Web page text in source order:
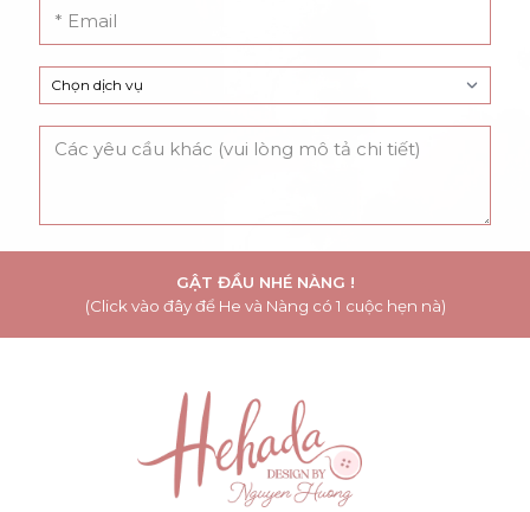
GẬT ĐẦU NHÉ NÀNG !
(Click vào đây để He và Nàng có 1 cuộc hẹn nà)